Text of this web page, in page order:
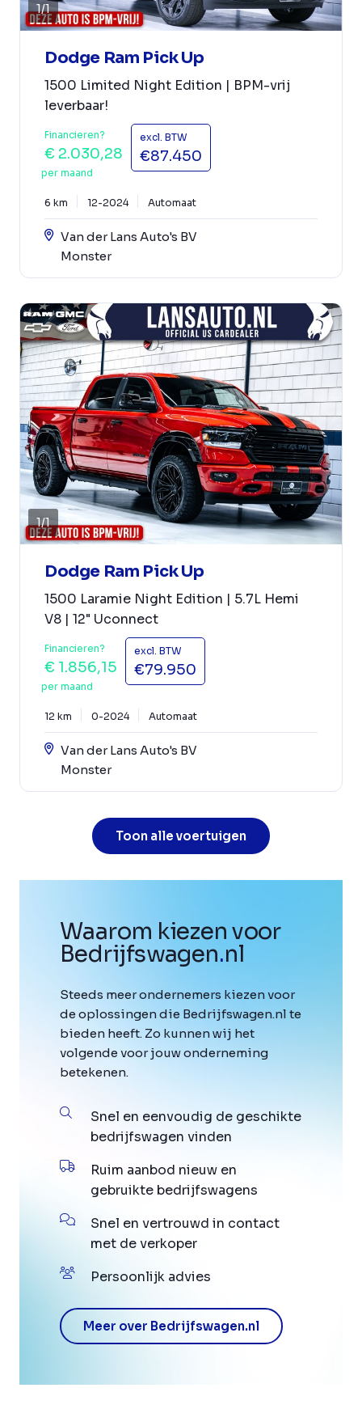
1/1
Dodge Ram Pick Up
1500 Limited Night Edition | BPM-vrij
leverbaar!
Financieren?
€ 2.030,28
per maand
excl. BTW
€87.450
6 km 12-2024 Automaat
Van der Lans Auto's BV
Monster
1/1
Dodge Ram Pick Up
1500 Laramie Night Edition | 5.7L Hemi
V8 | 12" Uconnect
Financieren?
€ 1.856,15
per maand
excl. BTW
€79.950
12 km 0-2024 Automaat
Van der Lans Auto's BV
Monster
Toon alle voertuigen
Waarom kiezen voor
Bedrijfswagen.nl
Steeds meer ondernemers kiezen voor
de oplossingen die Bedrijfswagen.nl te
bieden heeft. Zo kunnen wij het
volgende voor jouw onderneming
betekenen.
Snel en eenvoudig de geschikte
bedrijfswagen vinden
Ruim aanbod nieuw en
gebruikte bedrijfswagens
Snel en vertrouwd in contact
met de verkoper
Persoonlijk advies
Meer over Bedrijfswagen.nl